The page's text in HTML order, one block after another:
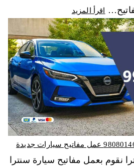
اقرأ المزيد
نقوم بعمل مفاتيح سيارة سنترا